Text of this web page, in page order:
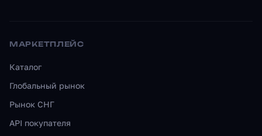
МАРКЕТПЛЕЙС
Каталог
Глобальный рынок
Рынок СНГ
API покупателя